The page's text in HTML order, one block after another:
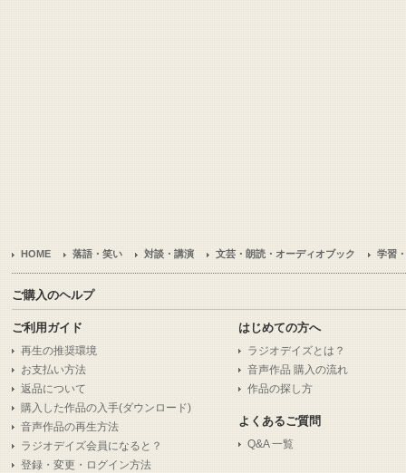
HOME 落語・笑い 対談・講演 文芸・朗読・オーディオブック 学習
ご購入のヘルプ
ご利用ガイド
再生の推奨環境
お支払い方法
返品について
購入した作品の入手(ダウンロード)
音声作品の再生方法
ラジオデイズ会員になると？
登録・変更・ログイン方法
はじめての方へ
ラジオデイズとは？
音声作品 購入の流れ
作品の探し方
よくあるご質問
Q&A 一覧